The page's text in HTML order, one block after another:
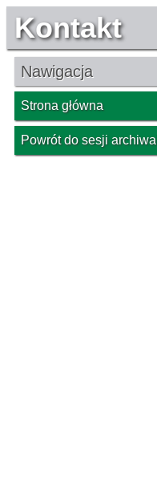
Kontakt
Nawigacja
Strona główna
Powrót do sesji